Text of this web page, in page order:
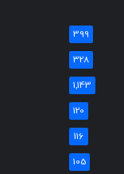
399
328
1,143
120
116
105